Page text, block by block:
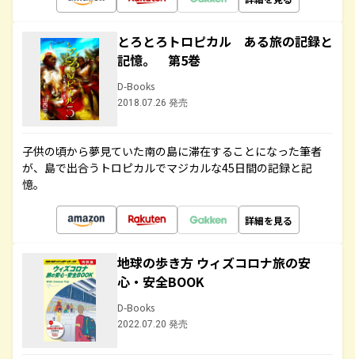
とろとろトロピカル ある旅の記録と
記憶。 第5巻
D-Books
2018.07.26 発売
子供の頃から夢見ていた南の島に滞在することになった筆者
が、島で出合うトロピカルでマジカルな45日間の記録と記
憶。
詳細を見る
地球の歩き方 ウィズコロナ旅の安
心・安全BOOK
D-Books
2022.07.20 発売